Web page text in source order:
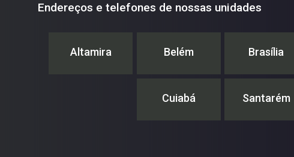
Endereços e telefones de nossas unidades
Altamira Belém Brasília
Cuiabá Santarém